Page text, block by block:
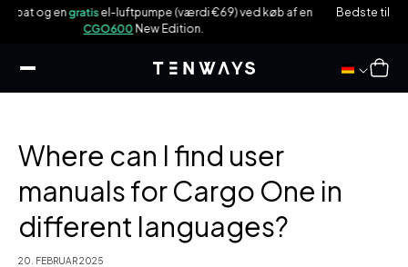
ved køb af en
Bedste tilbud nogensinde –€100 rabat på en
Where can I find user
manuals for Cargo One in
different languages?
20. FEBRUAR 2025